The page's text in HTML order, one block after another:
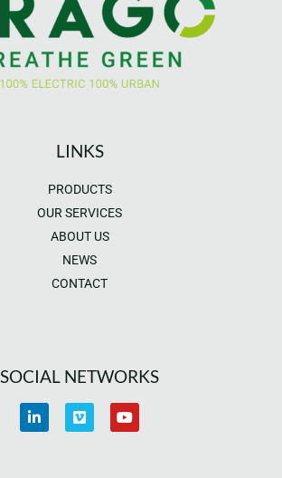
LINKS
PRODUCTS
OUR SERVICES
ABOUT US
NEWS
CONTACT
SOCIAL NETWORKS